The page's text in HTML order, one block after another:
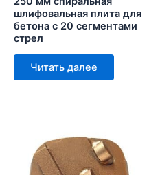
шлифовальная плита для
бетона с 20 сегментами
стрел
Читать далее